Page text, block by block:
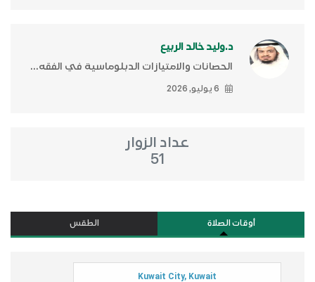
د.وليد خالد الربيع
الحصانات والامتيازات الدبلوماسية في الفقه...
6 يوليو, 2026
عداد الزوار
51
أوقات الصلاة الطقس